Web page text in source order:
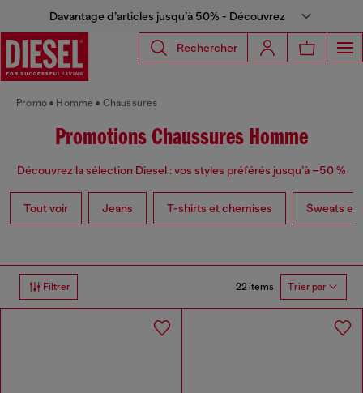
Davantage d’articles jusqu’à 50% - Découvrez
Rechercher
Promo Homme Chaussures
Promotions Chaussures Homme
Découvrez la sélection Diesel : vos styles préférés jusqu’à –50 %
Tout voir Jeans T-shirts et chemises Sweats et
Filtrer 22 items Trier par